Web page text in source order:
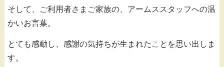
そして、ご利用者さまご家族の、アームススタッフへの温
かいお言葉。
とても感動し、感謝の気持ちが生まれたことを思い出しま
す。